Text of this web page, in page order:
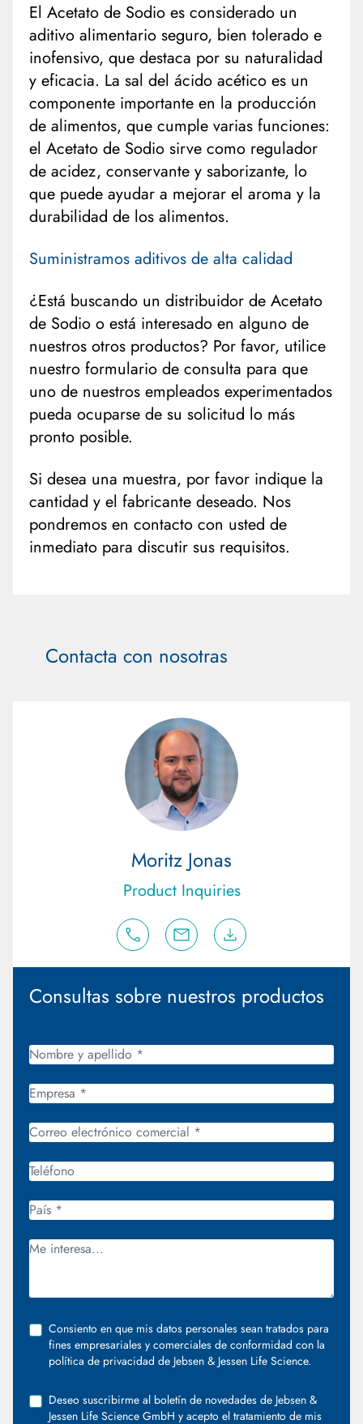
El Acetato de Sodio es considerado un
aditivo alimentario seguro, bien tolerado e
inofensivo, que destaca por su naturalidad
y eficacia. La sal del ácido acético es un
componente importante en la producción
de alimentos, que cumple varias funciones:
el Acetato de Sodio sirve como regulador
de acidez, conservante y saborizante, lo
que puede ayudar a mejorar el aroma y la
durabilidad de los alimentos.
Suministramos aditivos de alta calidad
¿Está buscando un distribuidor de Acetato
de Sodio o está interesado en alguno de
nuestros otros productos? Por favor, utilice
nuestro formulario de consulta para que
uno de nuestros empleados experimentados
pueda ocuparse de su solicitud lo más
pronto posible.
Si desea una muestra, por favor indique la
cantidad y el fabricante deseado. Nos
pondremos en contacto con usted de
inmediato para discutir sus requisitos.
Contacta con nosotras
Moritz Jonas
Product Inquiries
Consultas sobre nuestros productos
Consiento en que mis datos personales sean tratados para
fines empresariales y comerciales de conformidad con la
política de privacidad de Jebsen & Jessen Life Science.
Deseo suscribirme al boletín de novedades de Jebsen &
Jessen Life Science GmbH y acepto el tratamiento de mis